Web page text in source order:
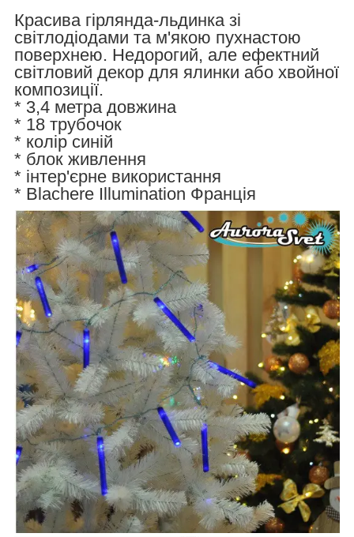
Красива гірлянда-льдинка зі
світлодіодами та м'якою пухнастою
поверхнею. Недорогий, але ефектний
світловий декор для ялинки або хвойної
композиції.
* 3,4 метра довжина
* 18 трубочок
* колір синій
* блок живлення
* інтер'єрне використання
* Blachere Illumination Франція